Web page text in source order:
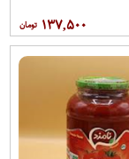
۱۳۷,۵۰۰